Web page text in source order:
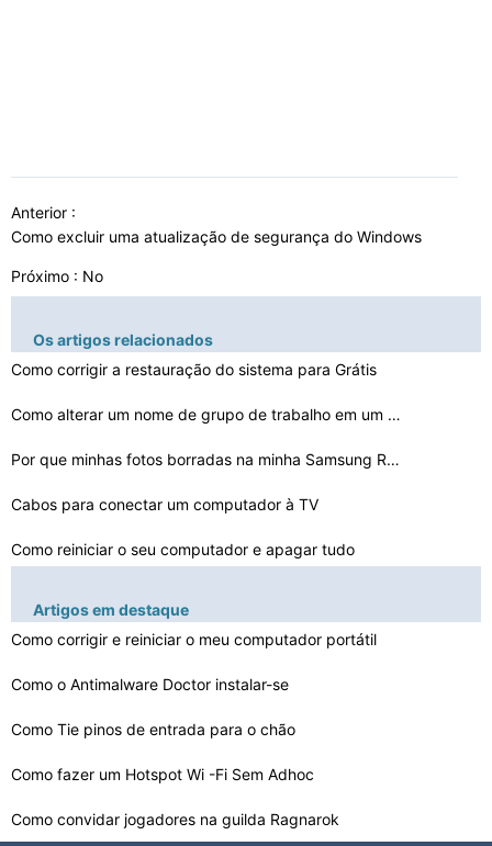
Anterior :
Como excluir uma atualização de segurança do Windows
Próximo : No
Os artigos relacionados
Como corrigir a restauração do sistema para Grátis
Como alterar um nome de grupo de trabalho em um servido…
Por que minhas fotos borradas na minha Samsung Reclaim
Cabos para conectar um computador à TV
Como reiniciar o seu computador e apagar tudo
Como encontrar drivers para uma web cam USB Sony
Artigos em destaque
Como corrigir e reiniciar o meu computador portátil
Como o Antimalware Doctor instalar-se
Como Tie pinos de entrada para o chão
Como fazer um Hotspot Wi -Fi Sem Adhoc
Como convidar jogadores na guilda Ragnarok